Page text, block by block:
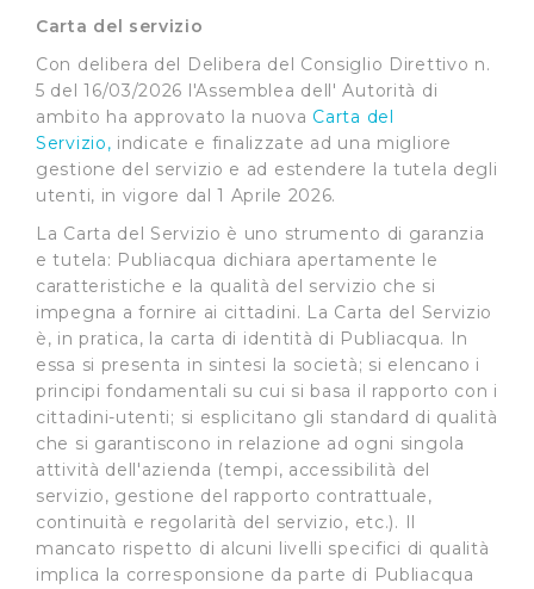
Carta del servizio
Con delibera del Delibera del Consiglio Direttivo n.
5 del 16/03/2026 l'Assemblea dell' Autorità di
ambito ha approvato la nuova Carta del
Servizio, indicate e finalizzate ad una migliore
gestione del servizio e ad estendere la tutela degli
utenti, in vigore dal 1 Aprile 2026.
La Carta del Servizio è uno strumento di garanzia
e tutela: Publiacqua dichiara apertamente le
caratteristiche e la qualità del servizio che si
impegna a fornire ai cittadini. La Carta del Servizio
è, in pratica, la carta di identità di Publiacqua. In
essa si presenta in sintesi la società; si elencano i
principi fondamentali su cui si basa il rapporto con i
cittadini-utenti; si esplicitano gli standard di qualità
che si garantiscono in relazione ad ogni singola
attività dell'azienda (tempi, accessibilità del
servizio, gestione del rapporto contrattuale,
continuità e regolarità del servizio, etc.). Il
mancato rispetto di alcuni livelli specifici di qualità
implica la corresponsione da parte di Publiacqua